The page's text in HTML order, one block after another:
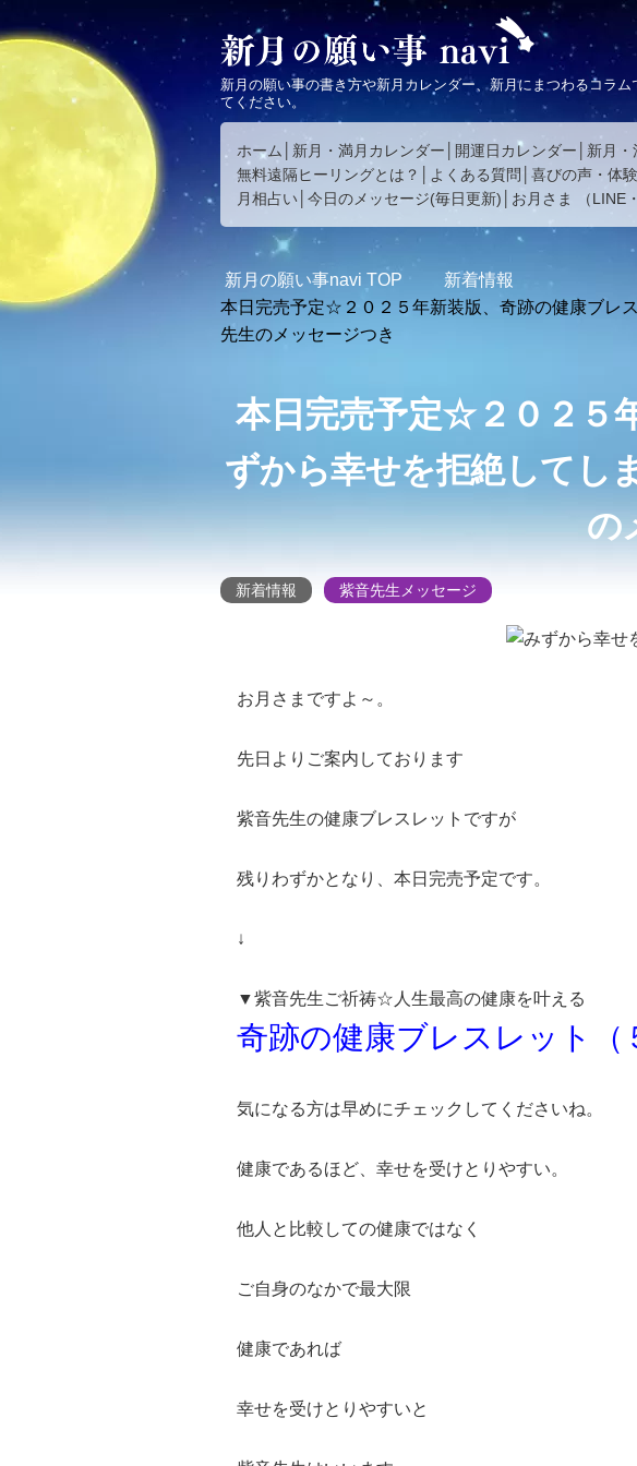
新月の願い事の書き方や新月カレンダー、新月にまつわるコラ
てください。
ホーム 新月・満月カレンダー 開運日カレンダー 新月・
無料遠隔ヒーリングとは？
よくある質問 喜びの声・体
月相占い 今日のメッセージ(毎日更新) お月さま （LINE ・
新月の願い事navi TOP
新着情報
本日完売予定☆２０２５年新装版、奇跡の健康ブレ
先生のメッセージつき
本日完売予定☆２０２５
ずから幸せを拒絶してし
の
新着情報 紫音先生メッセージ
お月さまですよ～。
先日よりご案内しております
紫音先生の健康ブレスレットですが
残りわずかとなり、本日完売予定です。
↓
▼紫音先生ご祈祷☆人生最高の健康を叶える
奇跡の健康ブレスレット（
気になる方は早めにチェックしてくださいね。
健康であるほど、幸せを受けとりやすい。
他人と比較しての健康ではなく
ご自身のなかで最大限
健康であれば
幸せを受けとりやすいと